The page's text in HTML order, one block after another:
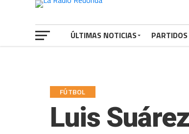
ÚLTIMAS NOTICIAS PARTIDOS
FÚTBOL
Luis